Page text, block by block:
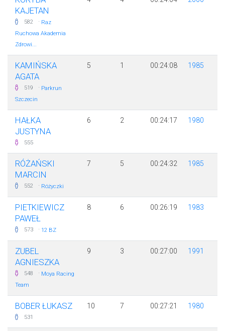
KAJETAN
582 · Raz
Ruchowa Akademia
Zdrowi...
KAMIŃSKA
AGATA
519 · Parkrun
Szczecin
5 1 00:24:08 1985
HAŁKA
JUSTYNA
555
6 2 00:24:17 1980
RÓŻAŃSKI
MARCIN
552 · Różyczki
7 5 00:24:32 1985
PIETKIEWICZ
PAWEŁ
573 · 12 BZ
8 6 00:26:19 1983
ZUBEL
AGNIESZKA
548 · Moya Racing
Team
9 3 00:27:00 1991
BOBER ŁUKASZ
531
10 7 00:27:21 1980